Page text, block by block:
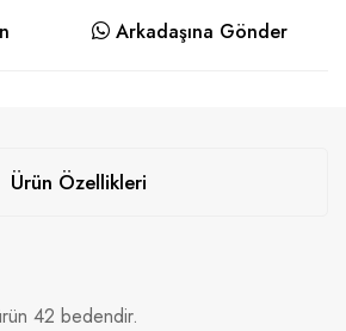
Arkadaşına Gönder
Ürün Özellikleri
42 bedendir.